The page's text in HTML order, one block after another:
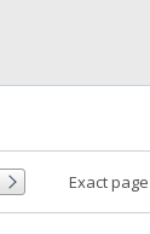
Exact